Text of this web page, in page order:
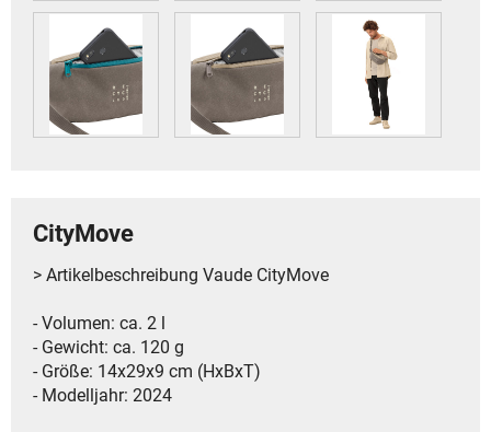
CityMove
> Artikelbeschreibung Vaude CityMove
- Volumen: ca. 2 l
- Gewicht: ca. 120 g
- Größe: 14x29x9 cm (HxBxT)
- Modelljahr: 2024